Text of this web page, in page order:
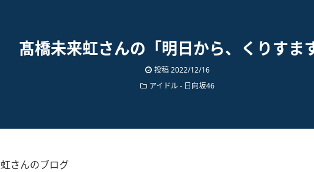
髙橋未来虹さんの「明日から、くりすま
投稿2022/12/16
アイドル - 日向坂46
さんのブログ